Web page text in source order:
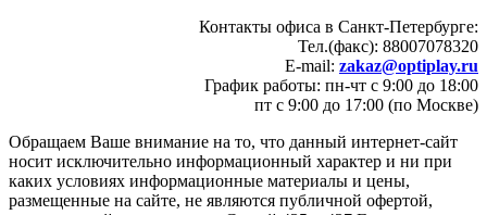
Контакты офиса в Санкт-Петербурге:
Тел.(факс): 88007078320
E-mail: zakaz@optiplay.ru
График работы: пн-чт с 9:00 до 18:00
пт с 9:00 до 17:00 (по Москве)
Обращаем Ваше внимание на то, что данный интернет-сайт
носит исключительно информационный характер и ни при
каких условиях информационные материалы и цены,
размещенные на сайте, не являются публичной офертой,